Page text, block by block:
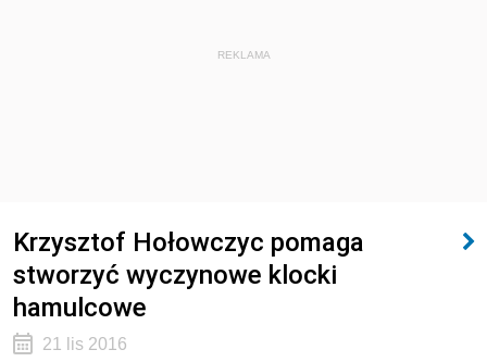
REKLAMA
Krzysztof Hołowczyc pomaga
stworzyć wyczynowe klocki
hamulcowe
21 lis 2016